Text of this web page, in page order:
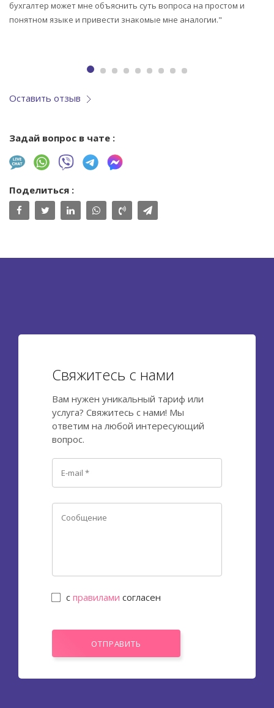
бухгалтер может мне объяснить суть вопроса на простом и
понятном языке и привести знакомые мне аналогии."
Оставить отзыв
Задай вопрос в чате :
Поделиться :
Свяжитесь с нами
Вам нужен уникальный тариф или
услуга? Свяжитесь с нами! Мы
ответим на любой интересующий
вопрос.
с правилами согласен